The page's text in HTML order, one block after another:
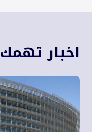
اخبار تهمك